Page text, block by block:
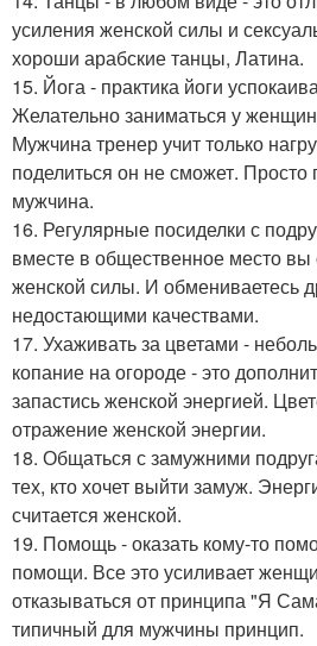
усиления женской силы и
хороши арабские танцы, Латина.
15. Йога - практика йоги
Желательно заниматься у
Мужчина тренер учит только
поделиться он не сможет. Просто
мужчина.
16. Регулярные посиделки с
вместе в общественное место вы
женской силы. И обмениваетесь
недостающими качествами.
17. Ухаживать за цветами -
копание на огороде - это
запастись женской энергией.
отражение женской энергии.
18. Общаться с замужними
тех, кто хочет выйти замуж.
считается женской.
19. Помощь - оказать кому-то
помощи. Все это усиливает
отказываться от принципа "Я
типичный для мужчины принцип.